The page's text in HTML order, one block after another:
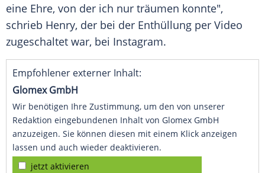
eine Ehre, von der ich nur träumen konnte",
schrieb Henry, der bei der Enthüllung per Video
zugeschaltet war, bei Instagram.
Empfohlener externer Inhalt:
Glomex GmbH
Wir benötigen Ihre Zustimmung, um den von unserer
Redaktion eingebundenen Inhalt von Glomex GmbH
anzuzeigen. Sie können diesen mit einem Klick anzeigen
lassen und auch wieder deaktivieren.
jetzt aktivieren